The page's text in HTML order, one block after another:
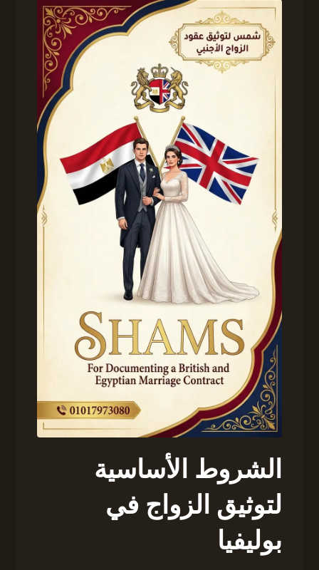
الشروط الأساسية
لتوثيق الزواج في
بوليفيا